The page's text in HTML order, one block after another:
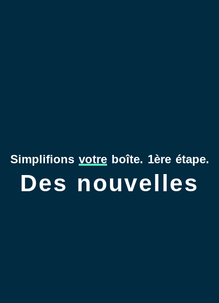
Simplifions votreboîte. 1ère étape.
Des nouvelles